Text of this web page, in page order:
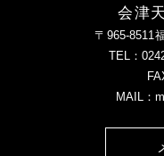
会津
〒965-8511
TEL：
MAIL：